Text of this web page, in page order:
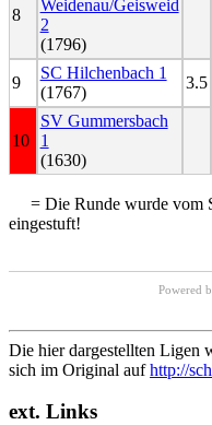
8
Weidenau/Geisweid
2
(1796)
9
SC Hilchenbach 1
(1767)
3.5
10
SV Gummersbach
1
(1630)
= Die Runde wurde vom
eingestuft!
Powered
Die hier dargestellten Ligen
sich im Original aufhttp://
ext. Links